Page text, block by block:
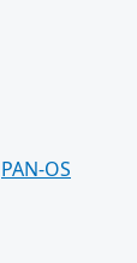
PAN-OS